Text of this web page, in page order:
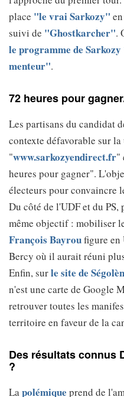
place "le vrai Sarkozy"
suivi de "Ghostkarcher".
le programme de
menteur".
72 heures pour
Les partisans du candidat
contexte défavorable sur
"www.sarkozyendirect.fr"
heures pour gagner".
électeurs pour convaincre
Du côté de l'UDF et du
même objectif : mobiliser
François Bayroufigure en
Bercy où il aurait réuni
Enfin, surle site de
n'est une carte de Google
retrouver toutes les
territoire en faveur de la
Des résultats connus
?
Lapolémique prend de